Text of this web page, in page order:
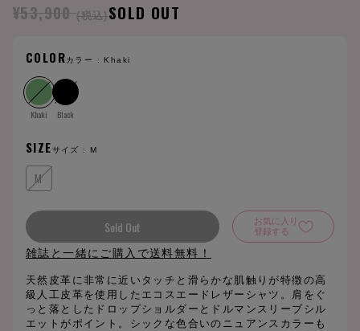
¥53,900 (税込)SOLD OUT
COLORカラー : Khaki
Khaki Black
SIZEサイズ : M
M
Sold Out
お気に入り
登録する
雑誌と一緒にご購入で送料無料！
天然皮革に非常に近いタッチと滑らかな肌触りが特徴の高
級人工皮革を使用したエコスエードレザーシャツ。肩をぐ
っと落としたドロップショルダーとドルマンスリーブシル
エットがポイント。シックな色合いのニュアンスカラーも